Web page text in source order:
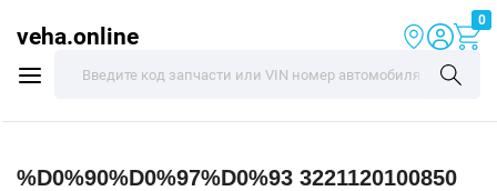
veha.online
0
%D0%90%D0%97%D0%93 3221120100850